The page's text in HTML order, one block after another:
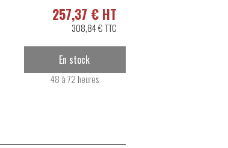
257,37 € HT
308,84 € TTC
En stock
48 à 72 heures